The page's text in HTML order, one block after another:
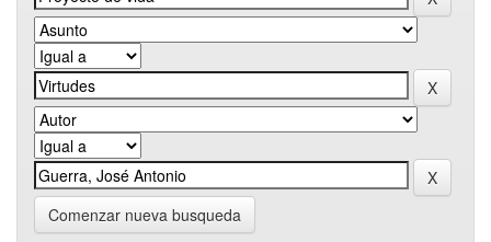
Comenzar nueva busqueda